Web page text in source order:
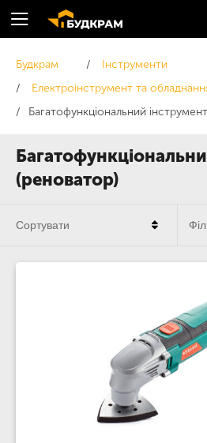
(реноватор)
Будкрам
Інструменти
Електроінструмент та
Багатофункціональний
Сортувати